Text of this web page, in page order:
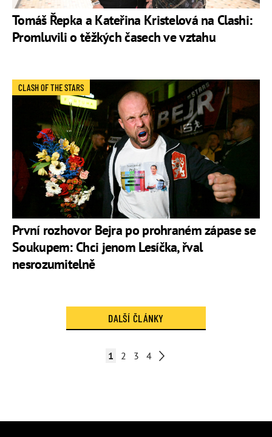
Tomáš Řepka a Kateřina Kristelová na Clashi:
Promluvili o těžkých časech ve vztahu
První rozhovor Bejra po prohraném zápase se
Soukupem: Chci jenom Lesíčka, řval
nesrozumitelně
CLASH OF THE STARS
DALŠÍ ČLÁNKY
1 2 3 4